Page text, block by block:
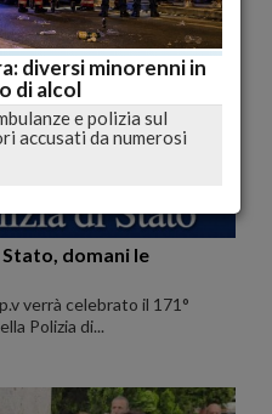
domani le
verrà celebrato il 171°
Polizia di...
diversi minorenni in
di alcol
e polizia sul
accusati da numerosi